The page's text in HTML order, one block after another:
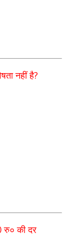
नहीं है?
रु० की दर